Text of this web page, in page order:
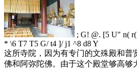
; G! @. [5 U" n(
* \6 T7 T5 G/ t4 ]/ j1 ^8 d8 Y
这所寺院，因为有专门的文殊殿和普
佛和阿弥陀佛。由于这个殿堂够高够